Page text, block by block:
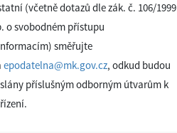
(včetně dotazů dle zák. č. 106/1999
o svobodném přístupu
směřujte
epodatelna@mk.gov.cz, odkud budou
příslušným odborným útvarům k